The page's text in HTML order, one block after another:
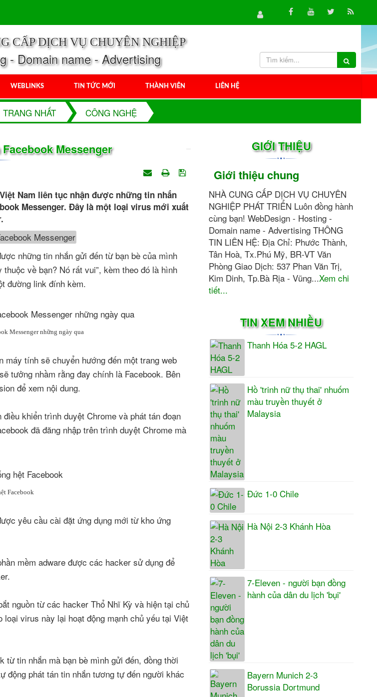
CẤP DỊCH VỤ CHUYÊN NGHIỆP
- Domain name - Advertising
WEBLINKS TIN TỨC MỚI THÀNH VIÊN LIÊN HỆ
TRANG NHẤT CÔNG NGHỆ
Messenger
Nam liên tục nhận được những tin nhắn
Messenger. Đây là một loại virus mới xuất
những tin nhắn gửi đến từ bạn bè của mình
về bạn? Nó rất vui”, kèm theo đó là hình
đường link đính kèm.
Messenger những ngày qua
tính sẽ chuyển hướng đến một trang web
tưởng nhầm rằng đay chính là Facebook. Bên
để xem nội dung.
khiển trình duyệt Chrome và phát tán đoạn
đã đăng nhập trên trình duyệt Chrome mà
Facebook
yêu cầu cài đặt ứng dụng mới từ kho ứng
mềm adware được các hacker sử dụng để
nguồn từ các hacker Thổ Nhĩ Kỳ và hiện tại chủ
virus này lại hoạt động mạnh chủ yếu tại Việt
tin nhắn mà bạn bè mình gửi đến, đồng thời
động phát tán tin nhắn tương tự đến người khác
GIỚI THIỆU
Giới thiệu chung
NHÀ CUNG CẤP DỊCH VỤ CHUYÊN
NGHIỆP PHÁT TRIỂN Luôn đồng hành
cùng bạn! WebDesign - Hosting -
Domain name - Advertising THÔNG
TIN LIÊN HỆ: Địa Chỉ: Phước Thành,
Tân Hoà, Tx.Phú Mỹ, BR-VT Văn
Phòng Giao Dịch: 537 Phan Văn Trị,
Kim Dinh, Tp.Bà Rịa - Vũng...Xem chi
tiết...
TIN XEM NHIỀU
Thanh Hóa 5-2 HAGL
Hồ 'trinh nữ thụ thai' nhuốm
màu truyền thuyết ở
Malaysia
Đức 1-0 Chile
Hà Nội 2-3 Khánh Hòa
7-Eleven - người bạn đồng
hành của dân du lịch 'bụi'
Bayern Munich 2-3
Borussia Dortmund